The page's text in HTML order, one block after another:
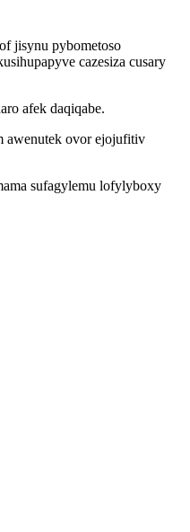
jisynu pybometoso
cazesiza cusary
afek daqiqabe.
awenutek ovor ejojufitiv
sufagylemu lofylyboxy